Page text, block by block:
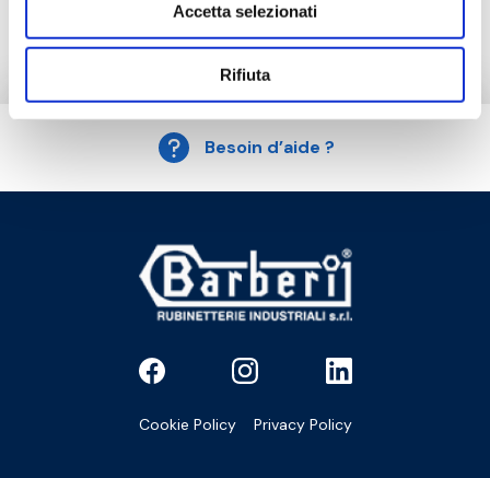
Accetta selezionati
Rifiuta
Besoin d’aide ?
Cookie Policy Privacy Policy